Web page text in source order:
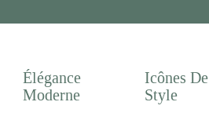
Élégance
Moderne
Icônes De
Style